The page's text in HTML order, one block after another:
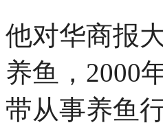
他对华商报
养鱼，2000
带从事养鱼行